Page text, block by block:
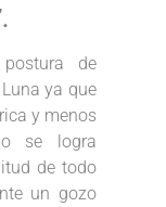
de
ya que
y menos
se logra
de todo
un gozo